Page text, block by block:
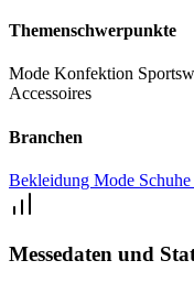
Themenschwerpunkte
Mode Konfektion
Accessoires
Branchen
Bekleidung Mode Schuhe
Messedaten und